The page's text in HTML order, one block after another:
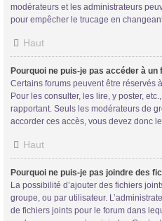
modérateurs et les administrateurs
pour empêcher le trucage en
Haut
Pourquoi ne puis-je pas accéder à un
Certains forums peuvent être réservés
Pour les consulter, les lire, y poster,
rapportant. Seuls les modérateurs de
accorder ces accès, vous devez donc
Haut
Pourquoi ne puis-je pas joindre des
La possibilité d’ajouter des fichiers
groupe, ou par utilisateur.
de fichiers joints pour le forum dans